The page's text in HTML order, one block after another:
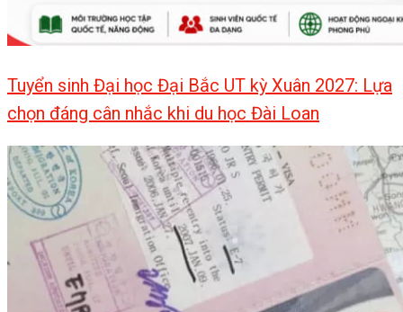
Tuyển sinh Đại học Đại Bắc UT kỳ Xuân 2027: Lựa
chọn đáng cân nhắc khi du học Đài Loan